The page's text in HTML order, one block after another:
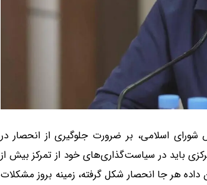
اسلامی، بر ضرورت جلوگیری از انحصار در
باید در سیاست‌گذاری‌های خود از تمرکز بیش از
هر جا انحصار شکل گرفته، زمینه بروز مشکلات